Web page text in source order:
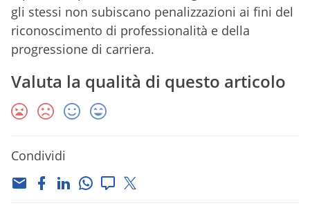
gli stessi non subiscano penalizzazioni ai fini del
riconoscimento di professionalità e della
progressione di carriera.
Valuta la qualità di questo articolo
Condividi